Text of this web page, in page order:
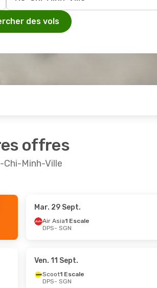
des vols
offres
Chi-Minh-Ville
- Sam. 31 Oct.
- Ven. 11 Sept.
Mar. 29 Sept.
Air Asia1 Escale
DPS- SGN
Ven. 11 Sept.
Scoot1 Escale
DPS- SGN